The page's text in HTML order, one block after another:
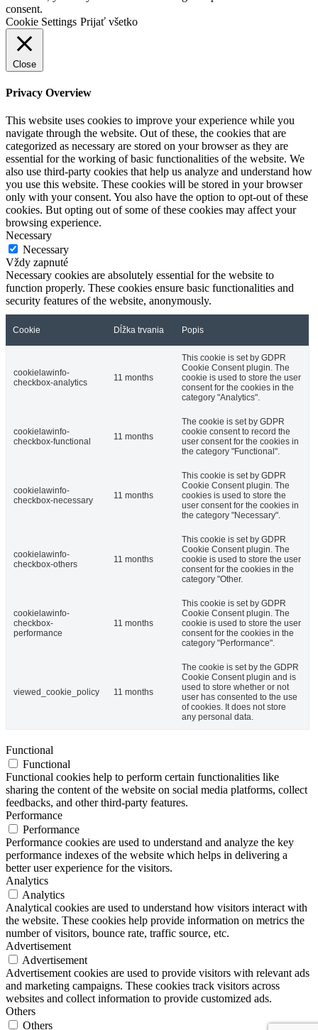
consent.
Cookie Settings Prijať všetko
Close
Privacy Overview
This website uses cookies to improve your experience while you
navigate through the website. Out of these, the cookies that are
categorized as necessary are stored on your browser as they are
essential for the working of basic functionalities of the website. We
also use third-party cookies that help us analyze and understand how
you use this website. These cookies will be stored in your browser
only with your consent. You also have the option to opt-out of these
cookies. But opting out of some of these cookies may affect your
browsing experience.
Necessary
Necessary
Vždy zapnuté
Necessary cookies are absolutely essential for the website to
function properly. These cookies ensure basic functionalities and
security features of the website, anonymously.
Cookie Dĺžka trvania Popis
cookielawinfo-
checkbox-analytics
11 months
This cookie is set by GDPR
Cookie Consent plugin. The
cookie is used to store the user
consent for the cookies in the
category "Analytics".
cookielawinfo-
checkbox-functional
11 months
The cookie is set by GDPR
cookie consent to record the
user consent for the cookies in
the category "Functional".
cookielawinfo-
checkbox-necessary
11 months
This cookie is set by GDPR
Cookie Consent plugin. The
cookies is used to store the
user consent for the cookies in
the category "Necessary".
cookielawinfo-
checkbox-others
11 months
This cookie is set by GDPR
Cookie Consent plugin. The
cookie is used to store the user
consent for the cookies in the
category "Other.
cookielawinfo-
checkbox-
performance
11 months
This cookie is set by GDPR
Cookie Consent plugin. The
cookie is used to store the user
consent for the cookies in the
category "Performance".
viewed_cookie_policy 11 months
The cookie is set by the GDPR
Cookie Consent plugin and is
used to store whether or not
user has consented to the use
of cookies. It does not store
any personal data.
Functional
Functional
Functional cookies help to perform certain functionalities like
sharing the content of the website on social media platforms, collect
feedbacks, and other third-party features.
Performance
Performance
Performance cookies are used to understand and analyze the key
performance indexes of the website which helps in delivering a
better user experience for the visitors.
Analytics
Analytics
Analytical cookies are used to understand how visitors interact with
the website. These cookies help provide information on metrics the
number of visitors, bounce rate, traffic source, etc.
Advertisement
Advertisement
Advertisement cookies are used to provide visitors with relevant ads
and marketing campaigns. These cookies track visitors across
websites and collect information to provide customized ads.
Others
Others